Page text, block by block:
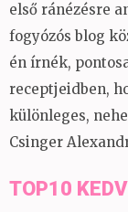
első ránézésre
fogyózós blog
én írnék,
receptjeidben,
különleges,
Csinger
TOP10